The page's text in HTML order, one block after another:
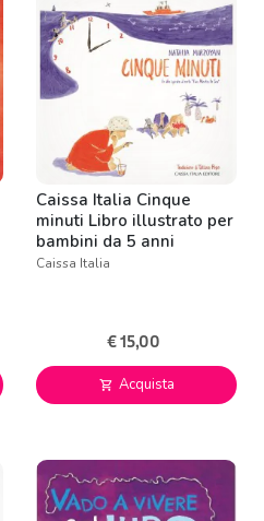
Caissa Italia Cinque
minuti Libro illustrato per
bambini da 5 anni
Caissa Italia
€ 15,00
shopping_cart Acquista